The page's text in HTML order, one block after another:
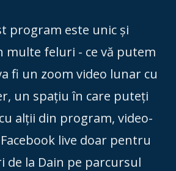
program este unic și
multe feluri - ce vă putem
fi un zoom video lunar cu
un spațiu în care puteți
alții din program, video-
live doar pentru
de la Dain pe parcursul